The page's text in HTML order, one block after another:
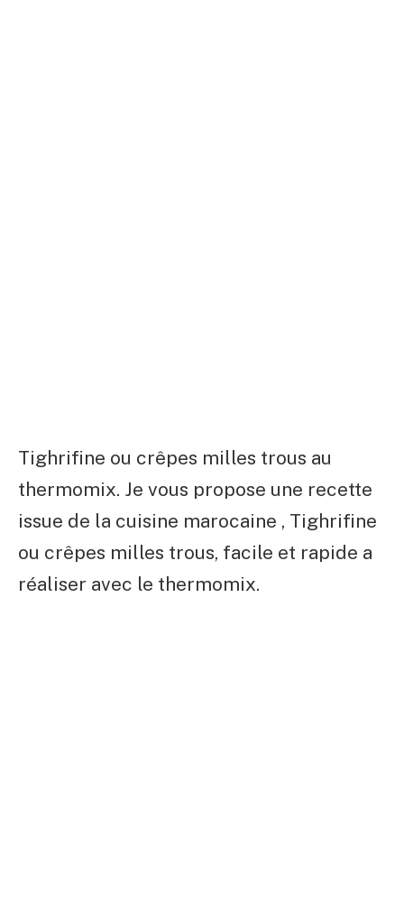
Tighrifine ou crêpes milles trous au
thermomix. Je vous propose une recette
issue de la cuisine marocaine , Tighrifine
ou crêpes milles trous, facile et rapide a
réaliser avec le thermomix.